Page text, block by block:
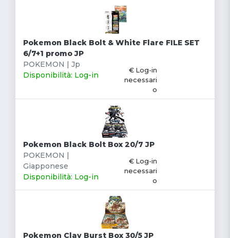
Pokemon Black Bolt & White Flare FILE SET
6/7+1 promo JP
POKEMON | Jp
Disponibilità: Log-in
€ Log-in
necessari
o
Pokemon Black Bolt Box 20/7 JP
POKEMON |
Giapponese
Disponibilità: Log-in
€ Log-in
necessari
o
Pokemon Clay Burst Box 30/5 JP